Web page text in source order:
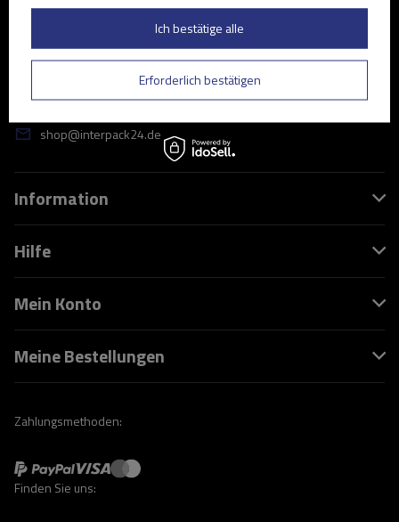
Deutsches Rückgabelager: Oldenburger Ring 3 02829
+49 32213249035
shop@interpack24.de
Information
Hilfe
Mein Konto
Meine Bestellungen
Zahlungsmethoden:
Finden Sie uns:
Erforderlich bestätigen
Ich bestätige alle